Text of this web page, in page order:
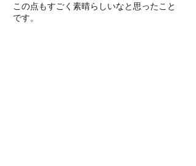
この点もすごく素晴らしいなと思ったこと
です。